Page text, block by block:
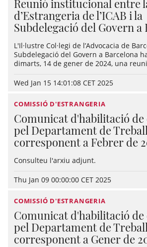
Reunió institucional entre
d’Estrangeria de l’ICAB i la
Subdelegació del Govern a
L'Il·lustre Col·legi de l’Advocacia de
Subdelegació del Govern a Barcelona
dimarts, 14 de gener de 2024, una
Wed Jan 15 14:01:08 CET 2025
COMISSIÓ D'ESTRANGERIA
Comunicat d'habilitació de
pel Departament de
corresponent a Febrer de
Consulteu l'arxiu adjunt.
Thu Jan 09 00:00:00 CET 2025
COMISSIÓ D'ESTRANGERIA
Comunicat d'habilitació de
pel Departament de
corresponent a Gener de